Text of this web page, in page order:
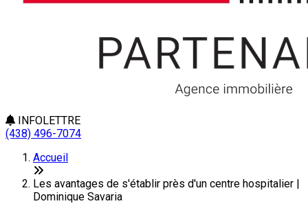
INFOLETTRE
(438) 496-7074
Accueil
Les avantages de s'établir près d'un centre hospitalier |
Dominique Savaria